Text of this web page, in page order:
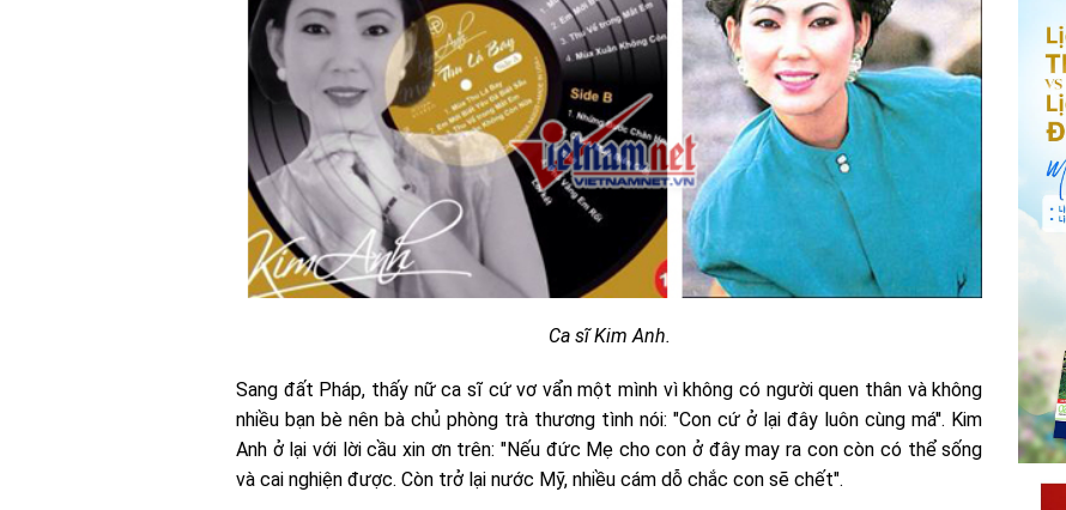
Ca sĩ Kim Anh.
Sang đất Pháp, thấy nữ ca sĩ cứ vơ vẩn một mình vì không có người quen thân và không
nhiều bạn bè nên bà chủ phòng trà thương tình nói: "Con cứ ở lại đây luôn cùng má''. Kim
Anh ở lại với lời cầu xin ơn trên: "Nếu đức Mẹ cho con ở đây may ra con còn có thể sống
và cai nghiện được. Còn trở lại nước Mỹ, nhiều cám dỗ chắc con sẽ chết".